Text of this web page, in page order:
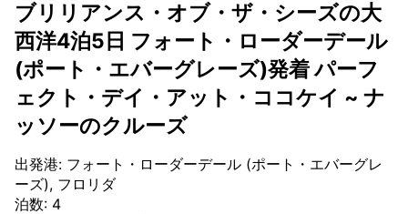
ブリリアンス・オブ・ザ・シーズの大
西洋4泊5日 フォート・ローダーデール
(ポート・エバーグレーズ)発着 パーフ
ェクト・デイ・アット・ココケイ ~ ナ
ッソーのクルーズ
出発港: フォート・ローダーデール (ポート・エバーグレ
ーズ), フロリダ
泊数: 4